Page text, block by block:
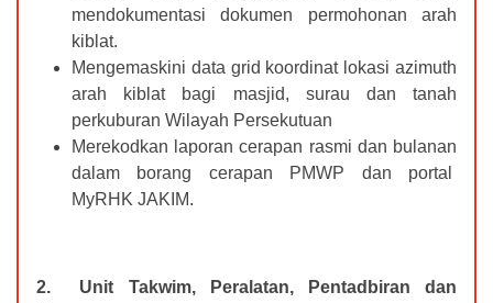
mendokumentasi dokumen permohonan arah
kiblat.
Mengemaskini data grid koordinat lokasi azimuth
arah kiblat bagi masjid, surau dan tanah
perkuburan Wilayah Persekutuan
Merekodkan laporan cerapan rasmi dan bulanan
dalam borang cerapan PMWP dan portal
MyRHK JAKIM.
2.
Unit Takwim, Peralatan, Pentadbiran dan